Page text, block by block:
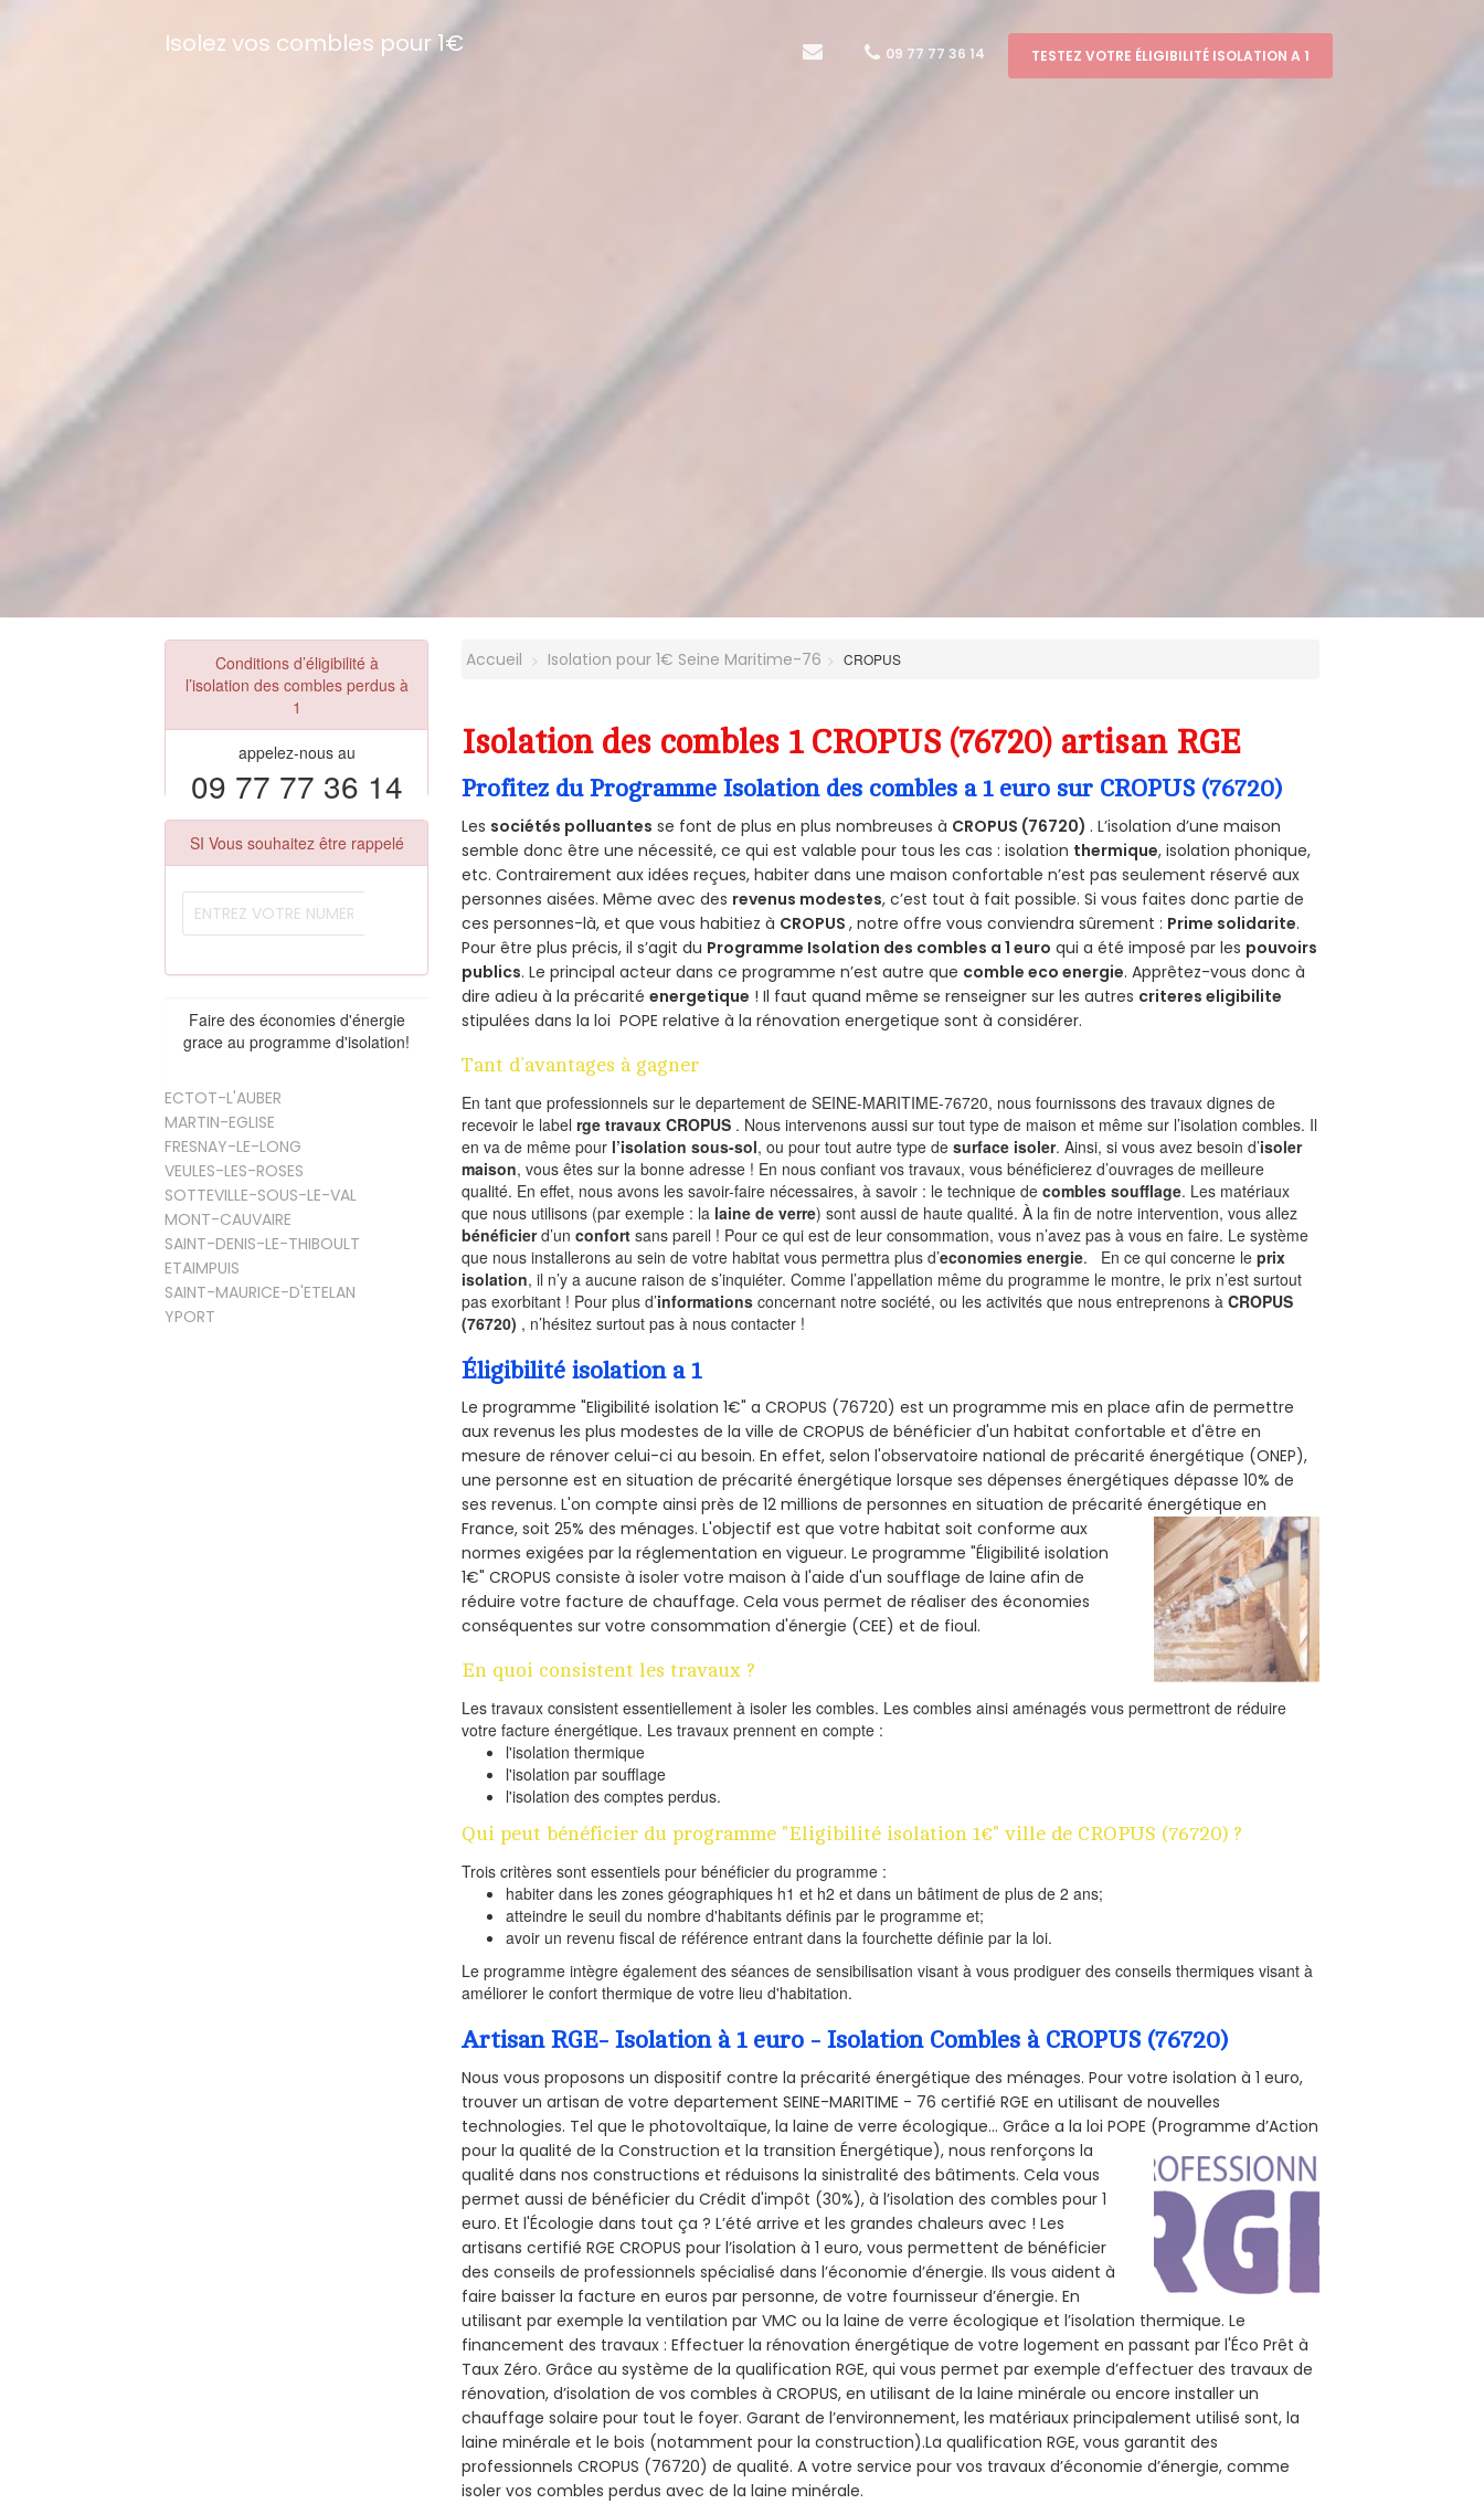
Isolez vos combles pour 1€ 09 77 77 36 14 TESTEZ VOTRE ÉLIGIBILITÉ ISOLATION A 1
Conditions d’éligibilité à
l’isolation des combles perdus à
1
appelez-nous au
09 77 77 36 14
SI Vous souhaitez être rappelé
Faire des économies d'énergie
grace au programme d'isolation!
ECTOT-L'AUBER
MARTIN-EGLISE
FRESNAY-LE-LONG
VEULES-LES-ROSES
SOTTEVILLE-SOUS-LE-VAL
MONT-CAUVAIRE
SAINT-DENIS-LE-THIBOULT
ETAIMPUIS
SAINT-MAURICE-D'ETELAN
YPORT
Accueil Isolation pour 1€ Seine Maritime-76 CROPUS
Isolation des combles 1 CROPUS (76720) artisan RGE
Profitez du Programme Isolation des combles a 1 euro sur CROPUS (76720)
Les sociétés polluantes se font de plus en plus nombreuses à CROPUS (76720) . L’isolation d’une maison
semble donc être une nécessité, ce qui est valable pour tous les cas : isolation thermique, isolation phonique,
etc. Contrairement aux idées reçues, habiter dans une maison confortable n’est pas seulement réservé aux
personnes aisées. Même avec des revenus modestes, c’est tout à fait possible. Si vous faites donc partie de
ces personnes-là, et que vous habitiez à CROPUS, notre offre vous conviendra sûrement : Prime solidarite.
Pour être plus précis, il s’agit du Programme Isolation des combles a 1 euro qui a été imposé par les pouvoirs
publics. Le principal acteur dans ce programme n’est autre que comble eco energie. Apprêtez-vous donc à
dire adieu à la précaritéenergetique ! Il faut quand même se renseigner sur les autres criteres eligibilite
stipulées dans la loi POPE relative à la rénovation energetique sont à considérer.
Tant d’avantages à gagner
En tant que professionnels sur le departement de SEINE-MARITIME-76720, nous fournissons des travaux dignes de
recevoir le labelrge travaux CROPUS . Nous intervenons aussi sur tout type de maison et même sur l’isolation combles. Il
en va de même pour l’isolation sous-sol, ou pour tout autre type desurface isoler. Ainsi, si vous avez besoin d’isoler
maison, vous êtes sur la bonne adresse ! En nous confiant vos travaux, vous bénéficierez d’ouvrages de meilleure
qualité. En effet, nous avons les savoir-faire nécessaires, à savoir : le technique decombles soufflage. Les matériaux
que nous utilisons (par exemple : la laine de verre) sont aussi de haute qualité. À la fin de notre intervention, vous allez
bénéficierd’unconfort sans pareil ! Pour ce qui est de leur consommation, vous n’avez pas à vous en faire. Le système
que nous installerons au sein de votre habitat vous permettra plus d’economies energie. En ce qui concerne leprix
isolation, il n’y a aucune raison de s’inquiéter. Comme l’appellation même du programme le montre, le prix n’est surtout
pas exorbitant ! Pour plus d’informations concernant notre société, ou les activités que nous entreprenons àCROPUS
(76720) , n’hésitez surtout pas à nous contacter !
Éligibilité isolation a 1
Le programme "Eligibilité isolation 1€" a CROPUS (76720) est un programme mis en place afin de permettre
aux revenus les plus modestes de la ville de CROPUS de bénéficier d'un habitat confortable et d'être en
mesure de rénover celui-ci au besoin. En effet, selon l'observatoire national de précarité énergétique (ONEP),
une personne est en situation de précarité énergétique lorsque ses dépenses énergétiques dépasse 10% de
ses revenus. L'on compte ainsi près de 12 millions de personnes en situation de précarité énergétique en
France, soit 25% des ménages.L'objectif est que votre habitat soit conforme aux
normes exigées par la réglementation en vigueur. Le programme "Éligibilité isolation
1€" CROPUS consiste à isoler votre maison à l'aide d'un soufflage de laine afin de
réduire votre facture de chauffage. Cela vous permet de réaliser des économies
conséquentes sur votre consommation d'énergie (CEE) et de fioul.
En quoi consistent les travaux ?
Les travaux consistent essentiellement à isoler les combles. Les combles ainsi aménagés vous permettront de réduire
votre facture énergétique. Les travaux prennent en compte :
l'isolation thermique
l'isolation par soufflage
l'isolation des comptes perdus.
Qui peut bénéficier du programme "Eligibilité isolation 1€" ville de CROPUS (76720) ?
Trois critères sont essentiels pour bénéficier du programme :
habiter dans les zones géographiques h1 et h2 et dans un bâtiment de plus de 2 ans;
atteindre le seuil du nombre d'habitants définis par le programme et;
avoir un revenu fiscal de référence entrant dans la fourchette définie par la loi.
Le programme intègre également des séances de sensibilisation visant à vous prodiguer des conseils thermiques visant à
améliorer le confort thermique de votre lieu d'habitation.
Artisan RGE- Isolation à 1 euro - Isolation Combles à CROPUS (76720)
Nous vous proposons un dispositif contre la précarité énergétique des ménages. Pour votre isolation à 1 euro,
trouver un artisan de votre departement SEINE-MARITIME - 76 certifié RGE en utilisant de nouvelles
technologies. Tel que le photovoltaïque, la laine de verre écologique... Grâce a la loi POPE (Programme d’Action
pour la qualité de la Construction et la transition Énergétique), nous renforçons la
qualité dans nos constructions et réduisons la sinistralité des bâtiments. Cela vous
permet aussi de bénéficier du Crédit d'impôt (30%), à l’isolation des combles pour 1
euro. Et l'Écologie dans tout ça ? L’été arrive et les grandes chaleurs avec ! Les
artisans certifié RGE CROPUS pour l’isolation à 1 euro, vous permettent de bénéficier
des conseils de professionnels spécialisé dans l’économie d’énergie. Ils vous aident à
faire baisser la facture en euros par personne, de votre fournisseur d’énergie. En
utilisant par exemple la ventilation par VMC ou la laine de verre écologique et l’isolation thermique. Le
financement des travaux : Effectuer la rénovation énergétique de votre logement en passant par l'Éco Prêt à
Taux Zéro. Grâce au système de la qualification RGE, qui vous permet par exemple d’effectuer des travaux de
rénovation, d’isolation de vos combles à CROPUS, en utilisant de la laine minérale ou encore installer un
chauffage solaire pour tout le foyer. Garant de l’environnement, les matériaux principalement utilisé sont, la
laine minérale et le bois (notamment pour la construction).La qualification RGE, vous garantit des
professionnels CROPUS (76720) de qualité. A votre service pour vos travaux d’économie d’énergie, comme
isoler vos combles perdus avec de la laine minérale.